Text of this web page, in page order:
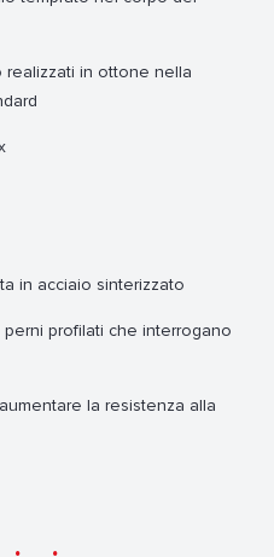
in ottone nella
in acciaio sinterizzato
profilati che interrogano
la resistenza alla